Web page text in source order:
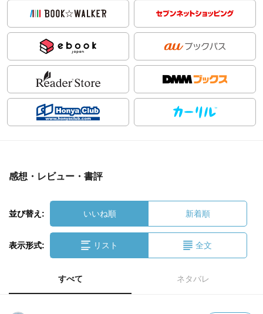
感想・レビュー・書評
並び替え: いいね順 新着順
表示形式: リスト 全文
すべて ネタバレ